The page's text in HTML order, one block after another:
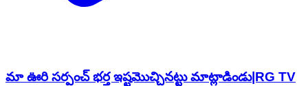
మా ఊరి సర్పంచ్ భర్త ఇష్టమొచ్చినట్టు మాట్లాడిండు|RG TV